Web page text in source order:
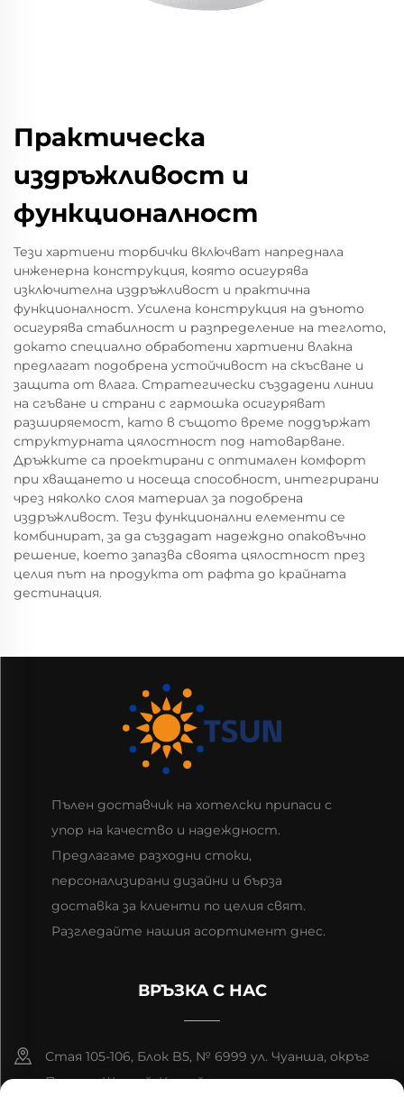
Практическа
издръжливост и
функционалност
Тези хартиени торбички включват напреднала
инженерна конструкция, която осигурява
изключителна издръжливост и практична
функционалност. Усилена конструкция на дъното
осигурява стабилност и разпределение на теглото,
докато специално обработени хартиени влакна
предлагат подобрена устойчивост на скъсване и
защита от влага. Стратегически създадени линии
на сгъване и страни с гармошка осигуряват
разширяемост, като в същото време поддържат
структурната цялостност под натоварване.
Дръжките са проектирани с оптимален комфорт
при хващането и носеща способност, интегрирани
чрез няколко слоя материал за подобрена
издръжливост. Тези функционални елементи се
комбинират, за да създадат надеждно опаковъчно
решение, което запазва своята цялостност през
целия път на продукта от рафта до крайната
дестинация.
Пълен доставчик на хотелски припаси с
упор на качество и надеждност.
Предлагаме разходни стоки,
персонализирани дизайни и бърза
доставка за клиенти по целия свят.
Разгледайте нашия асортимент днес.
ВРЪЗКА С НАС
Стая 105-106, Блок B5, № 6999 ул. Чуанша, окръг
Пудонг, Шанхай, Китай